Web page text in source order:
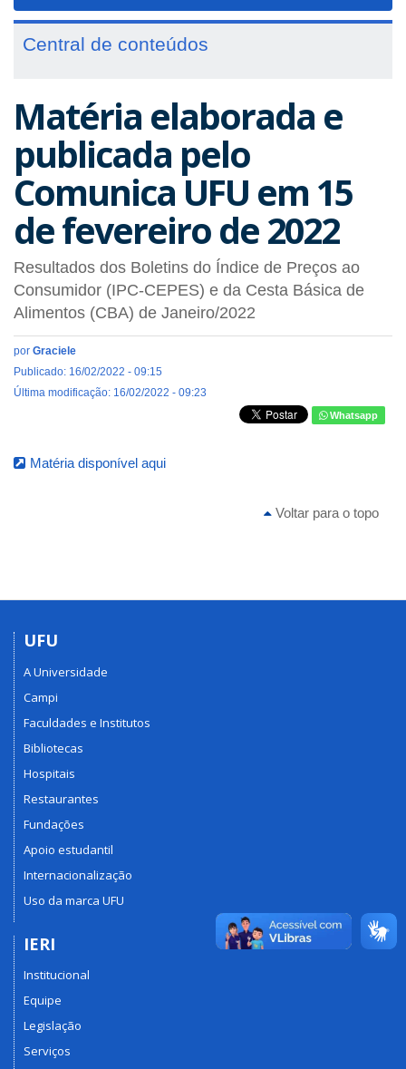
Central de conteúdos
Matéria elaborada e
publicada pelo
Comunica UFU em 15
de fevereiro de 2022
Resultados dos Boletins do Índice de Preços ao
Consumidor (IPC-CEPES) e da Cesta Básica de
Alimentos (CBA) de Janeiro/2022
por Graciele
Publicado: 16/02/2022 - 09:15
Última modificação: 16/02/2022 - 09:23
Whatsapp
Matéria disponível aqui
Voltar para o topo
UFU
A Universidade
Campi
Faculdades e Institutos
Bibliotecas
Hospitais
Restaurantes
Fundações
Apoio estudantil
Internacionalização
Uso da marca UFU
IERI
Institucional
Equipe
Legislação
Serviços